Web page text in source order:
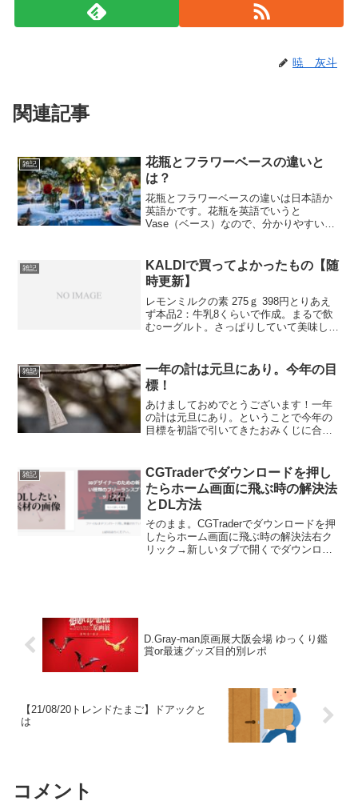
暁 灰斗
関連記事
雑記
花瓶とフラワーベースの違いと
は？
花瓶とフラワーベースの違いは日本語か
英語かです。花瓶を英語でいうと
Vase（ベース）なので、分かりやすいよ
と、言うことを調べる前に勢いでフラワ
ーベースを販売している企業...
雑記
KALDIで買ってよかったもの【随
時更新】
レモンミルクの素 275ｇ 398円とりあえ
ず本品2：牛乳8くらいで作成。まるで飲
む○ーグルト。さっぱりしていて美味しか
っぱさ。唾液が出るほどのすっぱさを求
めている...
雑記
一年の計は元旦にあり。今年の目
標！
あけましておめでとうございます！一年
の計は元旦にあり。ということで今年の
目標を初詣で引いてきたおみくじに合わ
ていることとは違う事が有り、思わぬ幸
せがあったと思ってもよく...
雑記
CGTraderでダウンロードを押し
たらホーム画面に飛ぶ時の解決法
とDL方法
そのまま。CGTraderでダウンロードを押
したらホーム画面に飛ぶ時の解決法右ク
リック→新しいタブで開くでダウンロー
D.Gray-man原画展大阪会場 ゆっくり鑑
賞or最速グッズ目的別レポ
【21/08/20トレンドたまご】ドアックと
は
コメント